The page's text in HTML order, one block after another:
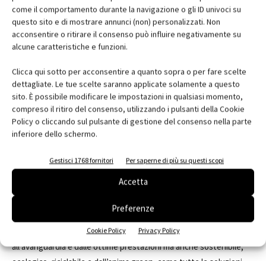
come il comportamento durante la navigazione o gli ID univoci su
questo sito e di mostrare annunci (non) personalizzati. Non
acconsentire o ritirare il consenso può influire negativamente su
alcune caratteristiche e funzioni.
Clicca qui sotto per acconsentire a quanto sopra o per fare scelte
dettagliate. Le tue scelte saranno applicate solamente a questo
sito. È possibile modificare le impostazioni in qualsiasi momento,
compreso il ritiro del consenso, utilizzando i pulsanti della Cookie
Policy o cliccando sul pulsante di gestione del consenso nella parte
inferiore dello schermo.
Gestisci 1768 fornitori Per saperne di più su questi scopi
Accetta
Preferenze
Cookie Policy Privacy Policy
IsolGypsum Special si configura come un “salvamuro” universale
la cui applicazione a placcaggio sulle pareti ne garantisce la
massima efficienza acustica evitando al contempo il problema
condensa e muffa, aumentando il comfort termico e ottimizzando
l’utilizzo del riscaldamento domestico. Un unico prodotto che
racchiude in soli 22,5 mm di spessore la tecnologia Isolmant
Special (spessore 10 mm) a quella di una lastra in cartongesso di
tipo A, costituita da un nucleo in gesso emidrato reidratato.
IsolGypsum Special è disponibile anche in altre 3 varianti (D+Salus;
D+Resisto e Idro) con caratteristiche specifiche in base al tipo di
lastra in cartongesso utilizzata.
Semplice e rapido da posare, velocizzando i tempi di cantiere,
IsolGypsum Special è un prodotto non solo tecnologicamente
all’avanguardia e dalle ottime prestazioni ma anche sostenibile,